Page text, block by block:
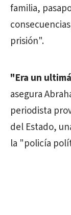
familia,
prisión".
"Era un
asegura
periodista
del Estado,
la "policía